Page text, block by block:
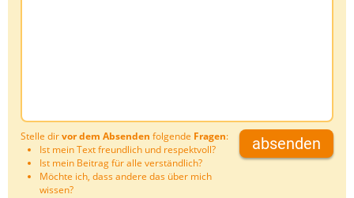
Stelle dirvor dem Absenden folgende Fragen:
Ist mein Text freundlich und respektvoll?
Ist mein Beitrag für alle verständlich?
Möchte ich, dass andere das über mich
wissen?
absenden